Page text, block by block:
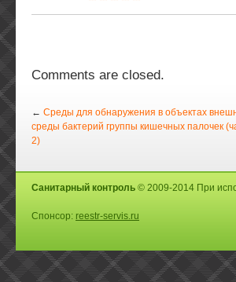
Comments are closed.
← Среды для обнаружения в объектах
среды бактерий группы кишечных палочек
2)
Санитарный контроль © 2009-2014 При
Спонсор: reestr-servis.ru